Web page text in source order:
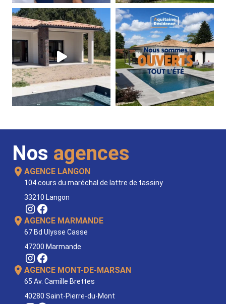
Nos agences
AGENCE LANGON
104 cours du maréchal de lattre de tassiny
33210 Langon
AGENCE MARMANDE
67 Bd Ulysse Casse
47200 Marmande
AGENCE MONT-DE-MARSAN
65 Av. Camille Brettes
40280 Saint-Pierre-du-Mont